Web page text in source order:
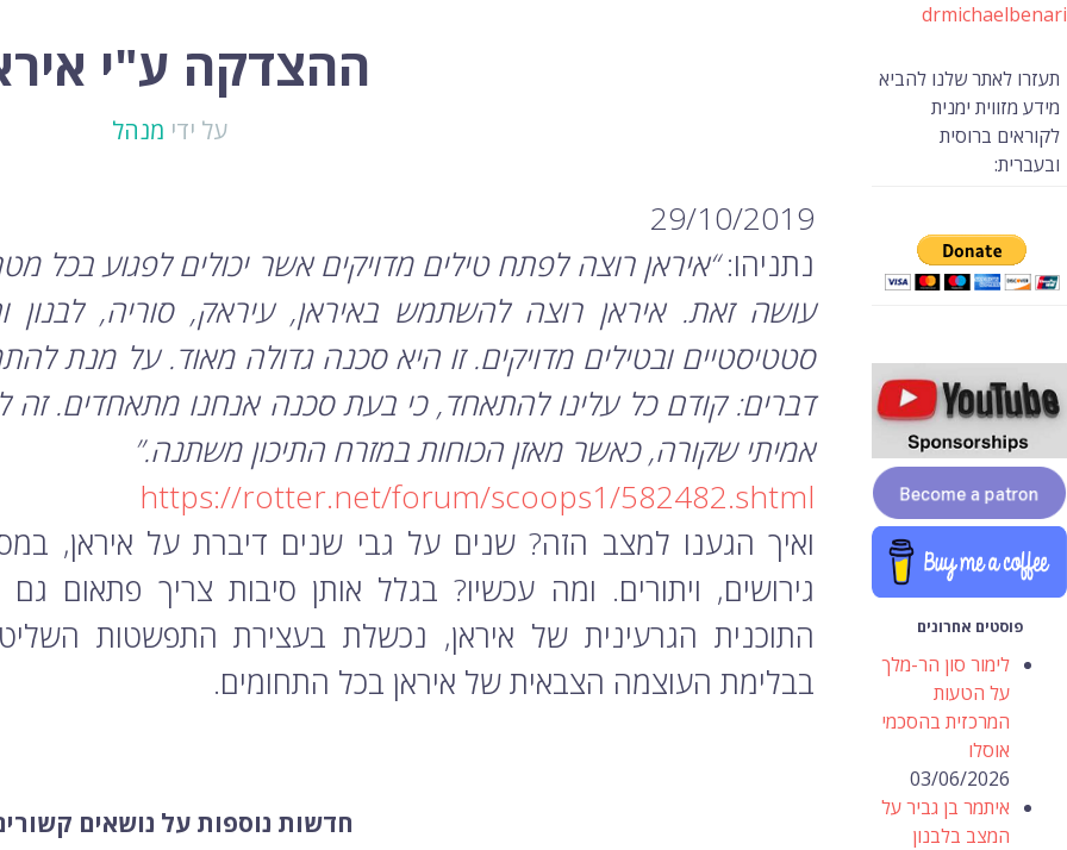
ההצדקה ע"י
על ידי מנהל
29/10/2019
נתניהו:
עושה זאת. איראן רוצה להשתמש באיראן, עיראק, סוריה, לבנון
סטטיסטיים ובטילים מדויקים. זו היא סכנה גדולה מאוד. על מנת
דברים: קודם כל עלינו להתאחד, כי בעת סכנה אנחנו מתאחדים. זה
אמיתי שקורה, כאשר מאזן הכוחות במזרח התיכון משתנה.”
https://rotter.net/forum/scoops1/582482.shtml
ואיך הגענו למצב הזה? שנים על גבי שנים דיברת על איראן,
גירושים, ויתורים. ומה עכשיו? בגלל אותן סיבות צריך
התוכנית הגרעינית של איראן, נכשלת בעצירת התפשטות
בבלימת העוצמה הצבאית של איראן בכל התחומים.
חדשות נוספות על נושאים
drmichaelbenari
תעזרו לאתר שלנו להביא
מידע מזווית ימנית
לקוראים ברוסית
ובעברית:
פוסטים אחרונים
לימור סון הר-מלך
על הטעות
המרכזית בהסכמי
אוסלו
03/06/2026
איתמר בן גביר על
המצב בלבנון